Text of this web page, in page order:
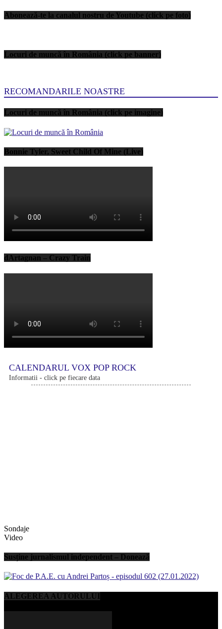
Abonează-te la canalul nostru de Youtube (click pe foto)
Locuri de muncă în România (click pe banner)
RECOMANDARILE NOASTRE
Locuri de muncă în România (click pe imagine)
Bonnie Tyler, Sweet Child Of Mine (Live)
dArtagnan – Crazy Train
CALENDARUL VOX POP ROCK
Informatii - click pe fiecare data
Sondaje
Video
Susține jurnalismul independent – Donează
ALEGEREA AUTORULUI